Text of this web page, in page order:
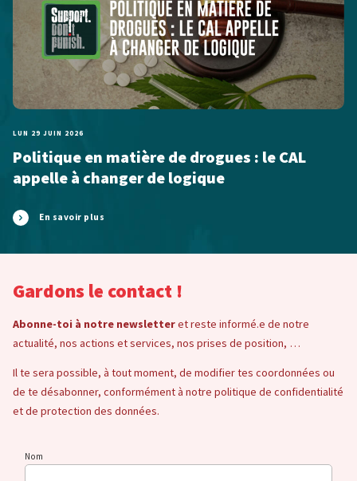
LUN 29 JUIN 2026
Politique en matière de drogues : le CAL
appelle à changer de logique
En savoir plus
Gardons le contact !
Abonne-toi à notre newsletteret reste informé.e de notre
actualité, nos actions et services, nos prises de position, …
Il te sera possible, à tout moment, de modifier tes coordonnées ou
de te désabonner, conformément à notre politique de confidentialité
et de protection des données.
Nom